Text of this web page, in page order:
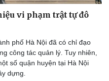
vi phạm trật tự đô
phố Hà Nội đã có chỉ đạo
công tác quản lý. Tuy nhiên,
số quận huyện tại Hà Nội
dựng.